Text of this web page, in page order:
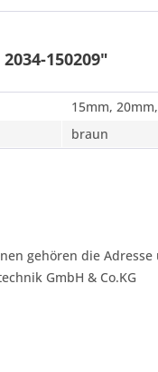
150209"
15mm,
braun
gehören die
GmbH & Co.KG